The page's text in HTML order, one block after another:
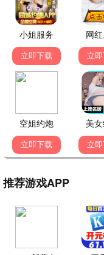
人世间